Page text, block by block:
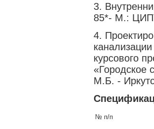
3.
85*- М.:
4.
курсового
«Городское
М.Б. -
№ п/п